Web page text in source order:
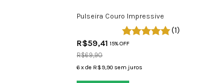
Pulseira Couro Impressive
(1)
R$59,41 15% OFF
R$69,90
6xde R$9,90 sem juros